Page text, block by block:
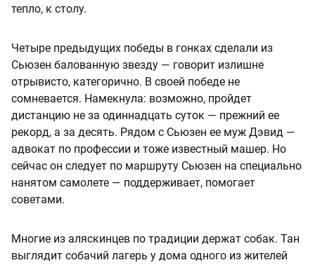
тепло, к столу.
Четыре предыдущих победы в гонках сделали из
Сьюзен балованную звезду — говорит излишне
отрывисто, категорично. В своей победе не
сомневается. Намекнула: возможно, пройдет
дистанцию не за одиннадцать суток — прежний ее
рекорд, а за десять. Рядом с Сьюзен ее муж Дэвид —
адвокат по профессии и тоже известный машер. Но
сейчас он следует по маршруту Сьюзен на специально
нанятом самолете — поддерживает, помогает
советами.
Многие из аляскинцев по традиции держат собак. Тан
выглядит собачий лагерь у дома одного из жителей